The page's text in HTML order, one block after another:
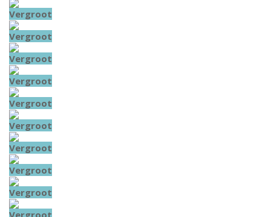
Vergroot
Vergroot
Vergroot
Vergroot
Vergroot
Vergroot
Vergroot
Vergroot
Vergroot
Vergroot